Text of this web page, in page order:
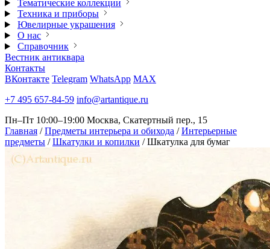
Тематические коллекции
Техника и приборы
Ювелирные украшения
О нас
Справочник
Вестник антиквара
Контакты
ВКонтакте Telegram WhatsApp MAX
+7 495 657-84-59 info@artantique.ru
Пн–Пт 10:00–19:00 Москва, Скатертный пер., 15
Главная / Предметы интерьера и обихода / Интерьерные
предметы / Шкатулки и копилки / Шкатулка для бумаг